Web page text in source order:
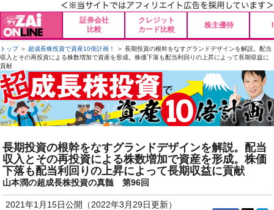
証券会社
比較
クレジット
カード比較
株主優待
トップ＞ 超成長株投資で資産10倍計画！
＞ 長期投資の根幹をなすグランドデザインを解説。配当
収入とその再投資による株数増加で資産を形成。株価下落も配当利回りの上昇によって長期収益に
貢献
長期投資の根幹をなすグランドデザインを解説。配当
収入とその再投資による株数増加で資産を形成。株価
下落も配当利回りの上昇によって長期収益に貢献
山本潤の超成長株投資の真髄 第96回
2021年1月15日公開（2022年3月29日更新）